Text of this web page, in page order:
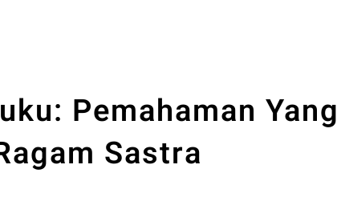
Pemahaman Yang
Sastra